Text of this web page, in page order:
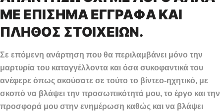
ΜΕ ΕΠΙΣΗΜΑ ΕΓΓΡΑΦΑ ΚΑΙ
ΠΛΗΘΟΣ ΣΤΟΙΧΕΙΩΝ.
Σε επόμενη ανάρτηση που θα περιλαμβάνει μόνο την
μαρτυρία του καταγγέλλοντα και όσα συκοφαντικά του
ανέφερε όπως ακούσατε σε τούτο το βίντεο-ηχητικό, με
σκοπό να βλάψει την προσωπικότητά μου, το έργο και την
προσφορά μου στην ενημέρωση καθώς και να βλάψει